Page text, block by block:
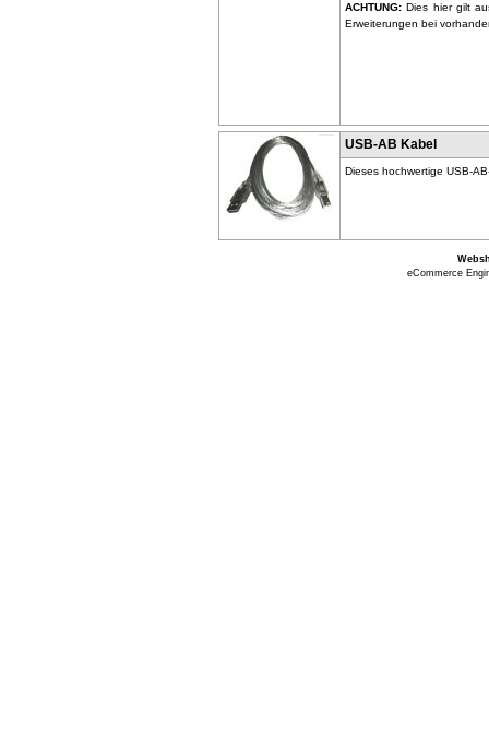
ACHTUNG:Dies hier gilt
Erweiterungen bei
USB-AB Kabel
Dieses hochwertige USB-
eCommerce